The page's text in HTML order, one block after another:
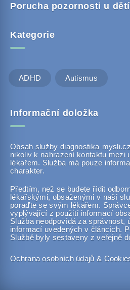
Porucha pozornosti u dětí
Kategorie
ADHD Autismus
Informační doložka
Obsah služby diagnostika-
nikoliv k nahrazení kontaktu mezi
lékařem. Služba má pouze
charakter.
Předtím, než se budete řídit
lékařskými, obsaženými v naší
poraďte se svým lékařem.
vyplývající z použití informací
Služba neodpovídá za správnost,
informací uvedených v článcích.
Službě byly sestaveny z veřejně
Ochrana osobních údajů &